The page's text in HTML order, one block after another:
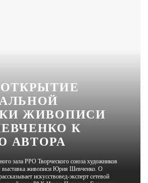
ЧЕЛОВЕК ОСОБЕННЫЙ
КУЛЬТ ЕДЫ
АФИША
ЖИВОПИСИ
К
АВТОРА
зала РРО Творческого союза художников
выставка живописи Юрия Шевченко. О
искусствовед-эксперт сетевой